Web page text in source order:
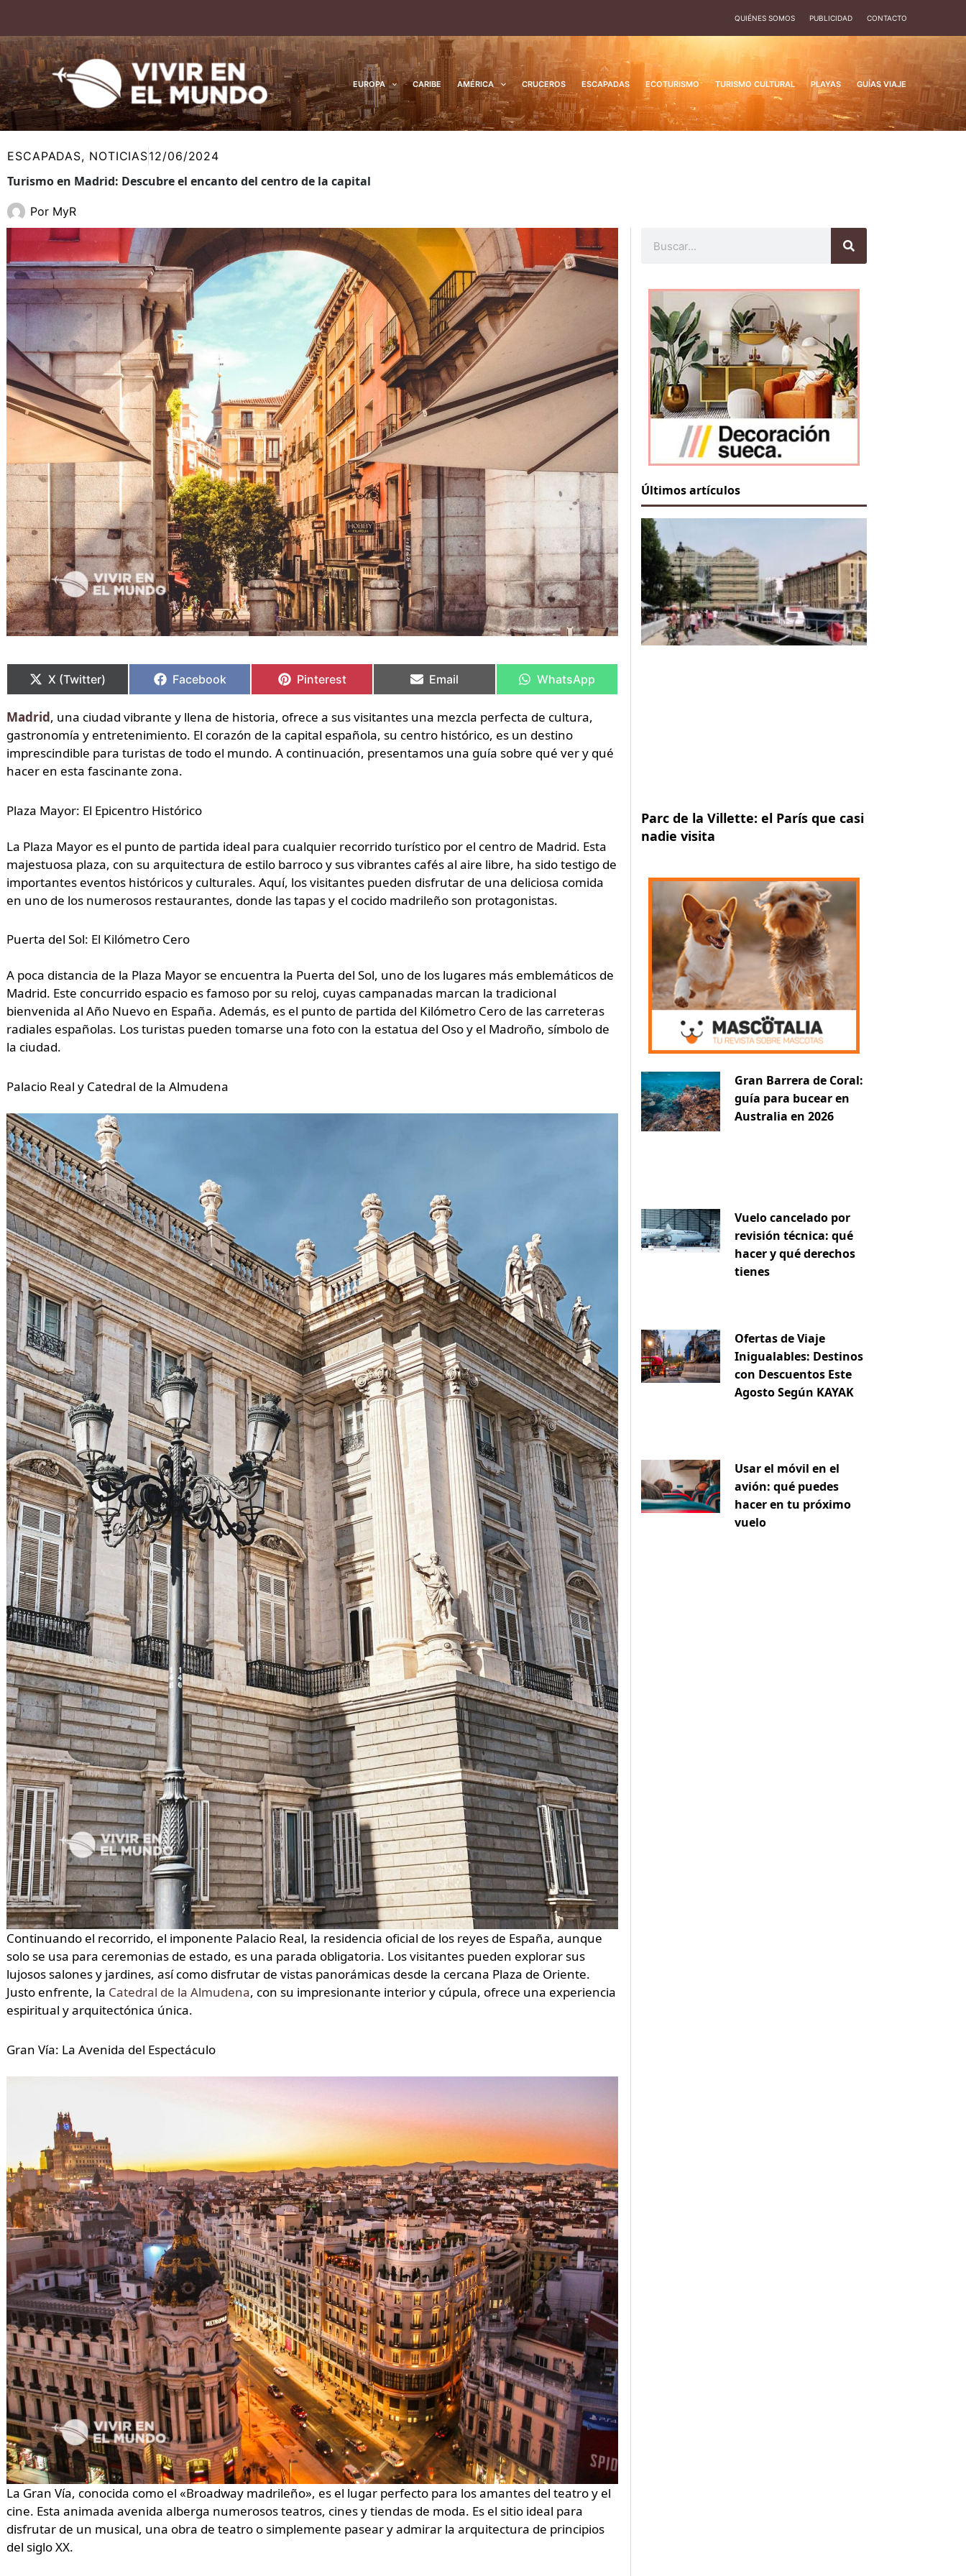
contenido
QUIÉNES SOMOS PUBLICIDAD CONTACTO
EUROPA CARIBE AMÉRICA CRUCEROS ESCAPADAS ECOTURISMO TURISMO CULTURAL PLAYAS GUÍAS VIAJE
ESCAPADAS, NOTICIAS12/06/2024
Turismo en Madrid: Descubre el encanto del centro de la capital
Por MyR
en
X (Twitter)
en
Facebook
en
Pinterest
en
Email
en
WhatsApp
Madrid, una ciudad vibrante y llena de historia, ofrece a sus visitantes una mezcla perfecta de cultura,
gastronomía y entretenimiento. El corazón de la capital española, su centro histórico, es un destino
imprescindible para turistas de todo el mundo. A continuación, presentamos una guía sobre qué ver y qué
hacer en esta fascinante zona.
Plaza Mayor: El Epicentro Histórico
La Plaza Mayor es el punto de partida ideal para cualquier recorrido turístico por el centro de Madrid. Esta
majestuosa plaza, con su arquitectura de estilo barroco y sus vibrantes cafés al aire libre, ha sido testigo de
importantes eventos históricos y culturales. Aquí, los visitantes pueden disfrutar de una deliciosa comida
en uno de los numerosos restaurantes, donde las tapas y el cocido madrileño son protagonistas.
Puerta del Sol: El Kilómetro Cero
A poca distancia de la Plaza Mayor se encuentra la Puerta del Sol, uno de los lugares más emblemáticos de
Madrid. Este concurrido espacio es famoso por su reloj, cuyas campanadas marcan la tradicional
bienvenida al Año Nuevo en España. Además, es el punto de partida del Kilómetro Cero de las carreteras
radiales españolas. Los turistas pueden tomarse una foto con la estatua del Oso y el Madroño, símbolo de
la ciudad.
Palacio Real y Catedral de la Almudena
Continuando el recorrido, el imponente Palacio Real, la residencia oficial de los reyes de España, aunque
solo se usa para ceremonias de estado, es una parada obligatoria. Los visitantes pueden explorar sus
lujosos salones y jardines, así como disfrutar de vistas panorámicas desde la cercana Plaza de Oriente.
Justo enfrente, la Catedral de la Almudena, con su impresionante interior y cúpula, ofrece una experiencia
espiritual y arquitectónica única.
Gran Vía: La Avenida del Espectáculo
La Gran Vía, conocida como el «Broadway madrileño», es el lugar perfecto para los amantes del teatro y el
cine. Esta animada avenida alberga numerosos teatros, cines y tiendas de moda. Es el sitio ideal para
disfrutar de un musical, una obra de teatro o simplemente pasear y admirar la arquitectura de principios
del siglo XX.
en
en
en
en
en
Últimos artículos
Parc de la Villette: el París que casi
nadie visita
Gran Barrera de Coral:
guía para bucear en
Australia en 2026
Vuelo cancelado por
revisión técnica: qué
hacer y qué derechos
tienes
Ofertas de Viaje
Inigualables: Destinos
con Descuentos Este
Agosto Según KAYAK
Usar el móvil en el
avión: qué puedes
hacer en tu próximo
vuelo